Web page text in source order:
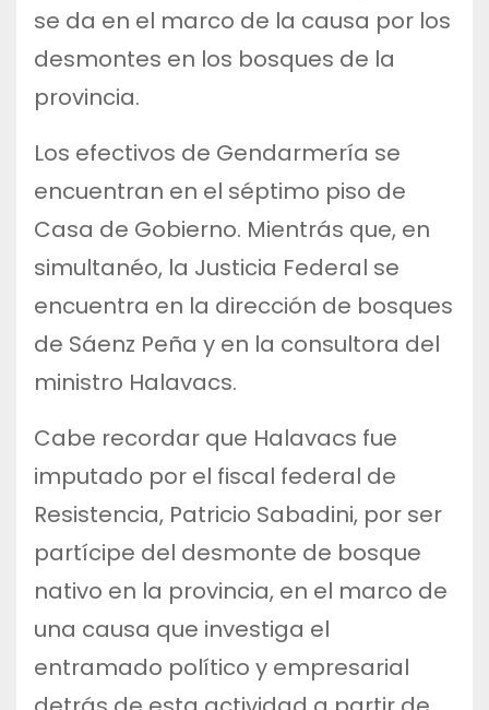
se da en el marco de la causa por los
desmontes en los bosques de la
provincia.
Los efectivos de Gendarmería se
encuentran en el séptimo piso de
Casa de Gobierno. Mientrás que, en
simultanéo, la Justicia Federal se
encuentra en la dirección de bosques
de Sáenz Peña y en la consultora del
ministro Halavacs.
Cabe recordar que Halavacs fue
imputado por el fiscal federal de
Resistencia, Patricio Sabadini, por ser
partícipe del desmonte de bosque
nativo en la provincia, en el marco de
una causa que investiga el
entramado político y empresarial